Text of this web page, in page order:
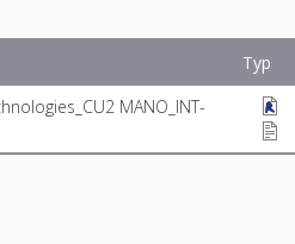
Typ
MANO_INT-